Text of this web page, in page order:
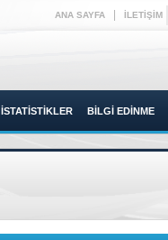
ANA SAYFA İLETİŞİM
İSTATİSTİKLER BİLGİ EDİNME